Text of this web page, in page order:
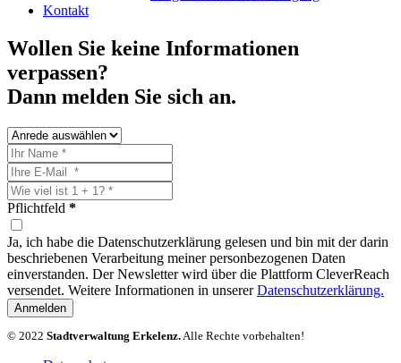
Kontakt
Wollen Sie keine Informationen
verpassen?
Dann melden Sie sich an.
Pflichtfeld *
Ja, ich habe die Datenschutzerklärung gelesen und bin mit der darin
beschriebenen Verarbeitung meiner personbezogenen Daten
einverstanden. Der Newsletter wird über die Plattform CleverReach
versendet. Weitere Informationen in unsererDatenschutzerklärung.
Anmelden
© 2022 Stadtverwaltung Erkelenz.Alle Rechte vorbehalten!